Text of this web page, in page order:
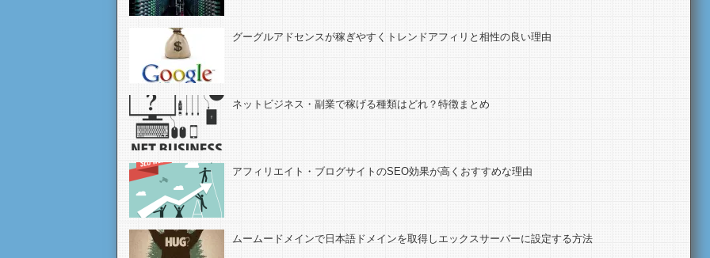
グーグルアドセンスが稼ぎやすくトレンドアフィリと相性の良い理由
ネットビジネス・副業で稼げる種類はどれ？特徴まとめ
アフィリエイト・ブログサイトのSEO効果が高くおすすめな理由
ムームードメインで日本語ドメインを取得しエックスサーバーに設定する方法